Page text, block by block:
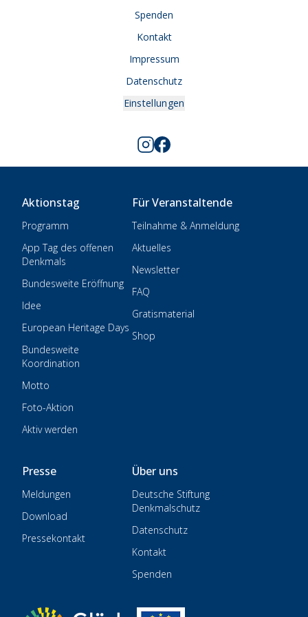
Spenden
Kontakt
Impressum
Datenschutz
Einstellungen
Aktionstag
Programm
App Tag des offenen
Denkmals
Bundesweite Eröffnung
Idee
European Heritage Days
Bundesweite
Koordination
Motto
Foto-Aktion
Aktiv werden
Für Veranstaltende
Teilnahme & Anmeldung
Aktuelles
Newsletter
FAQ
Gratismaterial
Shop
Presse
Meldungen
Download
Pressekontakt
Über uns
Deutsche Stiftung
Denkmalschutz
Datenschutz
Kontakt
Spenden